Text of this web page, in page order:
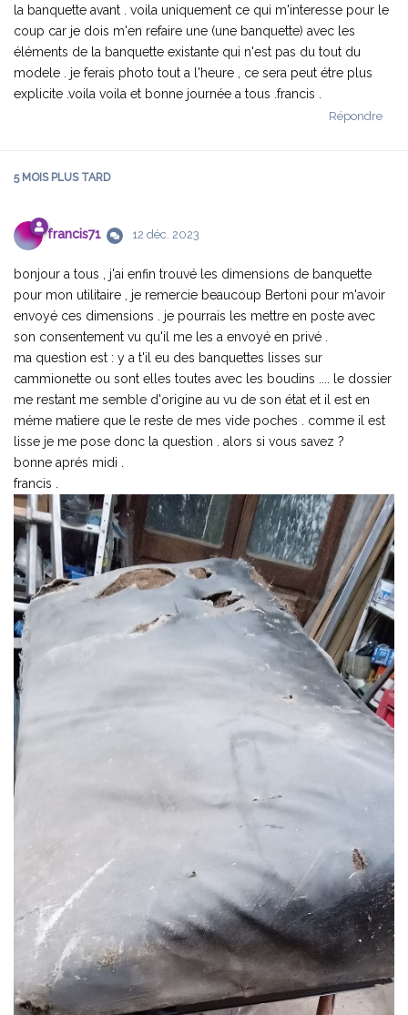
la banquette avant . voila uniquement ce qui m'interesse pour le
coup car je dois m'en refaire une (une banquette) avec les
éléments de la banquette existante qui n'est pas du tout du
modele . je ferais photo tout a l'heure , ce sera peut étre plus
explicite .voila voila et bonne journée a tous .francis .
Répondre
5 MOISPLUS TARD
francis71 12 déc. 2023
bonjour a tous , j'ai enfin trouvé les dimensions de banquette
pour mon utilitaire , je remercie beaucoup Bertoni pour m'avoir
envoyé ces dimensions . je pourrais les mettre en poste avec
son consentement vu qu'il me les a envoyé en privé .
ma question est : y a t'il eu des banquettes lisses sur
cammionette ou sont elles toutes avec les boudins .... le dossier
me restant me semble d'origine au vu de son état et il est en
méme matiere que le reste de mes vide poches . comme il est
lisse je me pose donc la question . alors si vous savez ?
bonne aprés midi .
francis .